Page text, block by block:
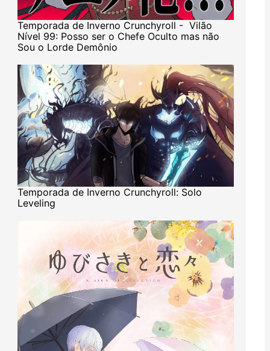
Temporada de Inverno Crunchyroll - Vilão
Nível 99: Posso ser o Chefe Oculto mas não
Sou o Lorde Demônio
Temporada de Inverno Crunchyroll: Solo
Leveling